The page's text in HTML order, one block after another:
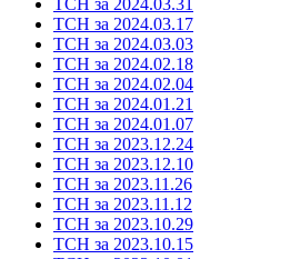
ТСН за 2024.03.17
ТСН за 2024.03.03
ТСН за 2024.02.18
ТСН за 2024.02.04
ТСН за 2024.01.21
ТСН за 2024.01.07
ТСН за 2023.12.24
ТСН за 2023.12.10
ТСН за 2023.11.26
ТСН за 2023.11.12
ТСН за 2023.10.29
ТСН за 2023.10.15